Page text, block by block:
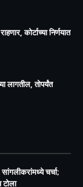
कोर्टाच्या निर्णयात
लागतील, तोपर्यंत
चर्चा;
टोला